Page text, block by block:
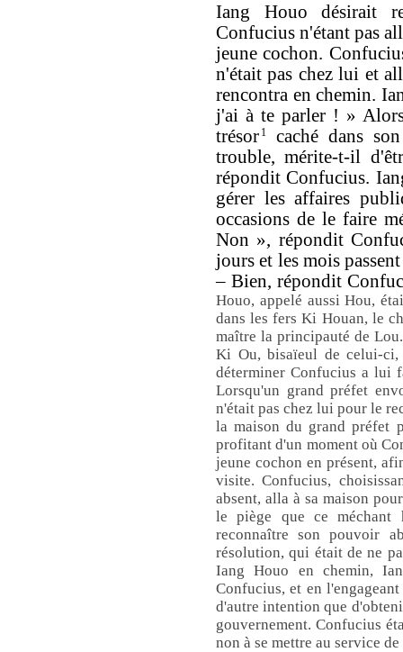
Iang Houo désirait
Confucius n'étant pas
jeune cochon.
n'était pas chez lui et
rencontra en chemin.
j'ai à te parler ! »
trésor 1
caché dans
trouble, mérite-t-il
répondit Confucius.
gérer les affaires
occasions de le faire
Non », répondit
jours et les mois
– Bien, répondit
Houo, appelé aussi Hou,
dans les fers Ki Houan, le
maître la principauté de
Ki Ou, bisaïeul de celui-
déterminer Confucius a lui
Lorsqu'un grand préfet
n'était pas chez lui pour le
la maison du grand préfet
profitant d'un moment où
jeune cochon en présent,
visite. Confucius,
absent, alla à sa maison
le piège que ce méchant
reconnaître son pouvoir
résolution, qui était de ne
Iang Houo en chemin,
Confucius, et en
d'autre intention que
gouvernement. Confucius
non à se mettre au service